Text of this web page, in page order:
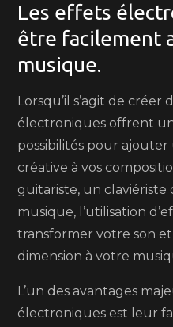
Les effets
être facilement
musique.
Lorsqu’il s’agit de
électroniques offrent
possibilités pour
créative à vos
guitariste, un
musique, l’utilisation
transformer votre son
dimension à votre
L’un des avantages
électroniques est leur